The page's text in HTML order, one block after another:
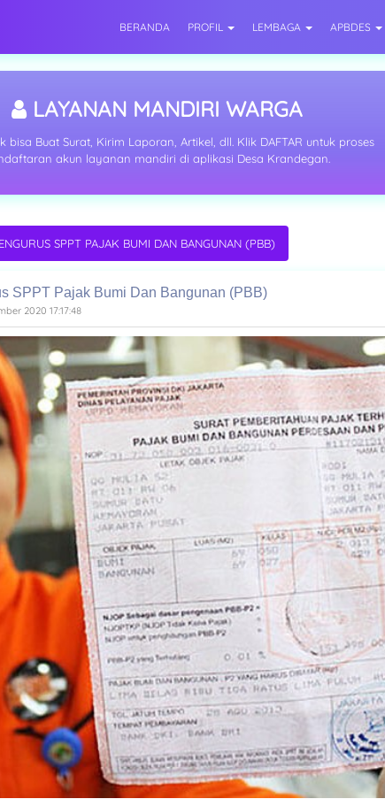
BERANDA PROFIL LEMBAGA APBDES
LAYANAN MANDIRI WARGA
bisa Buat Surat, Kirim Laporan, Artikel, dll. Klik DAFTAR untuk proses
akun layanan mandiri di aplikasi Desa Krandegan.
SPPT PAJAK BUMI DAN BANGUNAN (PBB)
SPPT Pajak Bumi Dan Bangunan (PBB)
2020 17:17:48